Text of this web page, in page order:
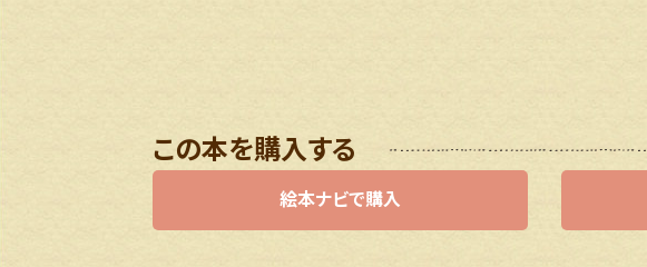
この本を購入する
絵本ナビで購入